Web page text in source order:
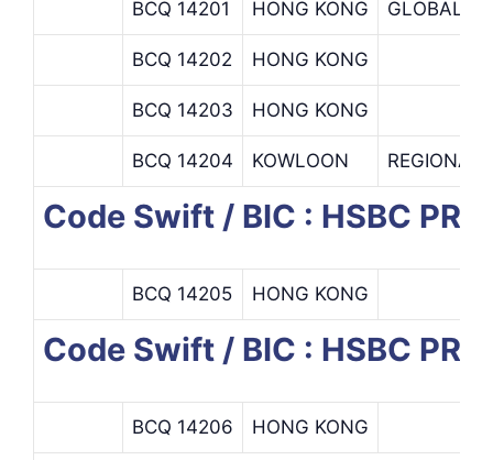
BCQ 14201 HONG KONG GLOBAL
BCQ 14202 HONG KONG
BCQ 14203 HONG KONG
BCQ 14204 KOWLOON REGIONAL
Code Swift / BIC : HSBC
BCQ 14205 HONG KONG
Code Swift / BIC : HSBC
BCQ 14206 HONG KONG